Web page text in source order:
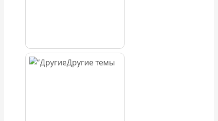
Другие темы